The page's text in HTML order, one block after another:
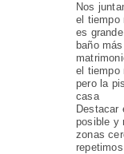
Nos
el tiempo
es
baño
el tiempo
pero la
casa
Destacar
posible y
zonas